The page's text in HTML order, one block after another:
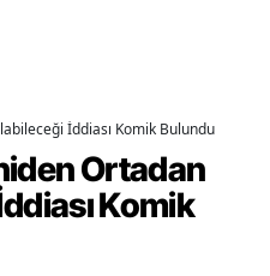
İddiası Komik Bulundu
Ortadan
Komik